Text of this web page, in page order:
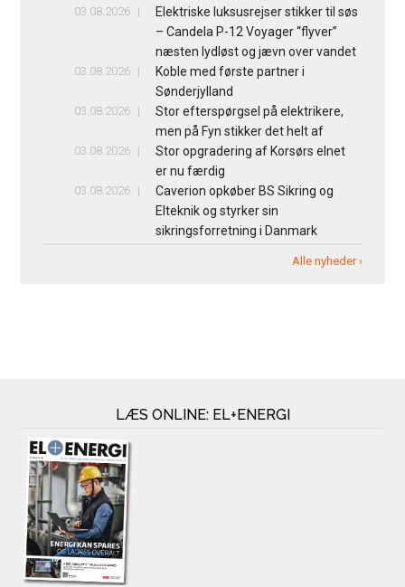
03.08.2026
Elektriske luksusrejser stikker til søs
– Candela P-12 Voyager “flyver”
næsten lydløst og jævn over vandet
03.08.2026
Koble med første partner i
Sønderjylland
03.08.2026
Stor efterspørgsel på elektrikere,
men på Fyn stikker det helt af
03.08.2026
Stor opgradering af Korsørs elnet
er nu færdig
03.08.2026
Caverion opkøber BS Sikring og
Elteknik og styrker sin
sikringsforretning i Danmark
Alle nyheder ›
LÆS ONLINE: EL+ENERGI